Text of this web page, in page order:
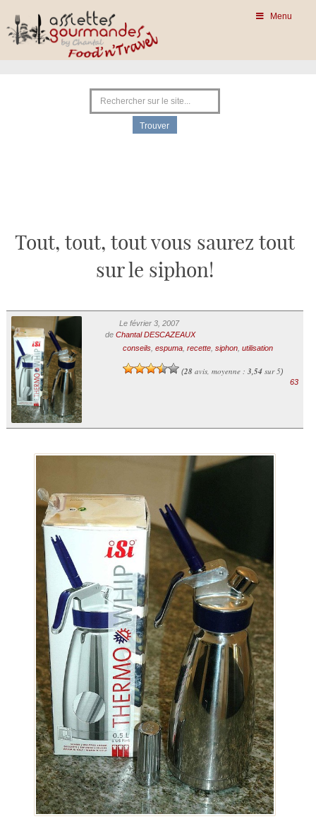
Menu
Tout, tout, tout vous saurez tout
sur le siphon!
Le février 3, 2007
de Chantal DESCAZEAUX
conseils, espuma, recette, siphon, utilisation
(28 avis, moyenne : 3,54sur 5)
63